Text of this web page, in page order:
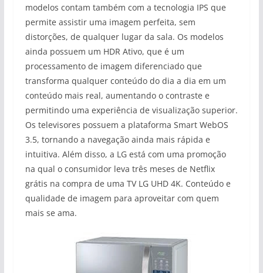
modelos contam também com a tecnologia IPS que
permite assistir uma imagem perfeita, sem
distorções, de qualquer lugar da sala. Os modelos
ainda possuem um HDR Ativo, que é um
processamento de imagem diferenciado que
transforma qualquer conteúdo do dia a dia em um
conteúdo mais real, aumentando o contraste e
permitindo uma experiência de visualização superior.
Os televisores possuem a plataforma Smart WebOS
3.5, tornando a navegação ainda mais rápida e
intuitiva. Além disso, a LG está com uma promoção
na qual o consumidor leva três meses de Netflix
grátis na compra de uma TV LG UHD 4K. Conteúdo e
qualidade de imagem para aproveitar com quem
mais se ama.